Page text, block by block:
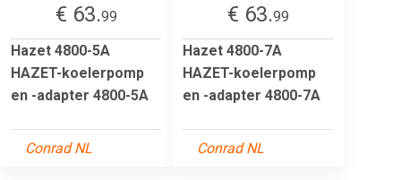
€ 63.99
Hazet 4800-5A
HAZET-koelerpomp
en -adapter 4800-5A
Conrad NL
€ 63.99
Hazet 4800-7A
HAZET-koelerpomp
en -adapter 4800-7A
Conrad NL